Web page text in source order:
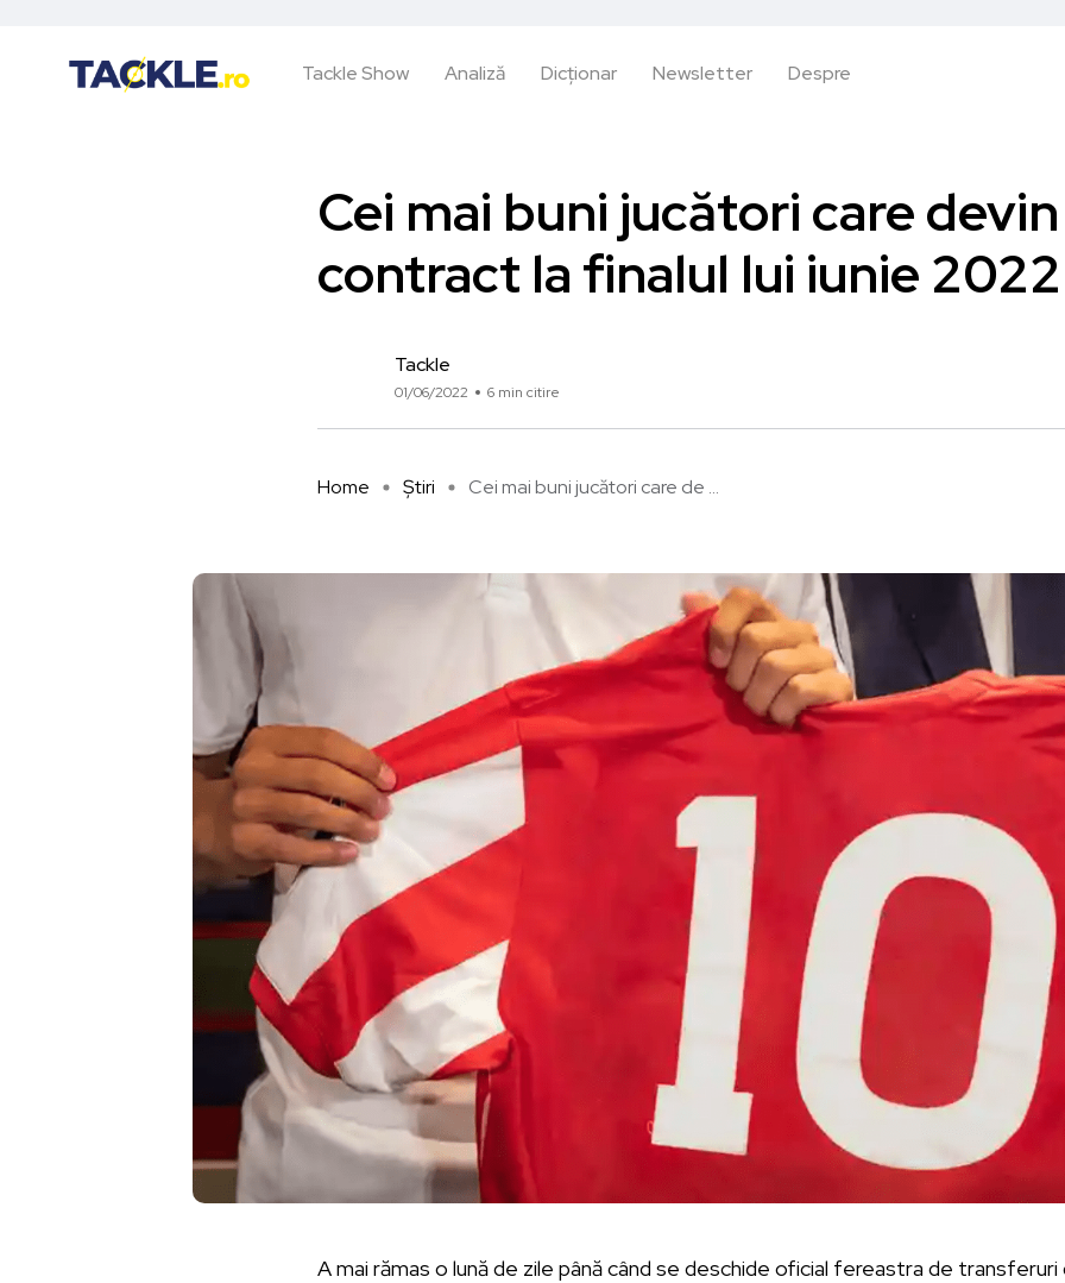
Tackle Show Analiză Dicționar Newsletter Despre
Cei mai buni jucători care
contract la finalul lui iunie 2022
Tackle
01/06/2022 6 min citire
Home Știri Cei mai buni jucători care de ...
A mai rămas o lună de zile până când se deschide oficial fereastra de transferuri